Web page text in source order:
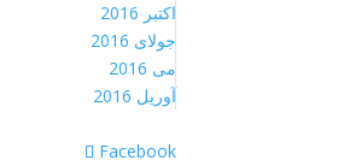
اکتبر 2016
جولای 2016
می 2016
آوریل 2016
Facebook